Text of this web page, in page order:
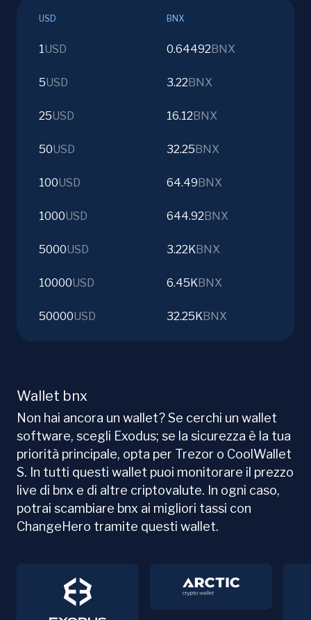
USD BNX
1USD 0.64492 BNX
5USD 3.22 BNX
25USD 16.12 BNX
50USD 32.25 BNX
100USD 64.49 BNX
1000USD 644.92 BNX
5000USD 3.22KBNX
10000USD 6.45KBNX
50000USD 32.25KBNX
Wallet bnx
Non hai ancora un wallet? Se cerchi un wallet
software, scegli Exodus; se la sicurezza è la tua
priorità principale, opta per Trezor o CoolWallet
S. In tutti questi wallet puoi monitorare il prezzo
live di bnx e di altre criptovalute. In ogni caso,
potrai scambiare bnx ai migliori tassi con
ChangeHero tramite questi wallet.